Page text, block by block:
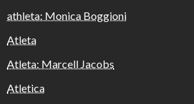
athleta: Monica Boggioni
Atleta
Atleta: Marcell Jacobs
Atletica